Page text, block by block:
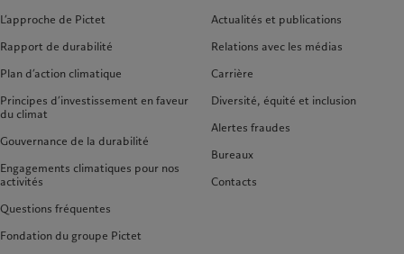
L’approche de Pictet
Rapport de durabilité
Plan d’action climatique
Principes d’investissement en faveur
du climat
Gouvernance de la durabilité
Engagements climatiques pour nos
activités
Questions fréquentes
Fondation du groupe Pictet
Actualités et publications
Relations avec les médias
Carrière
Diversité, équité et inclusion
Alertes fraudes
Bureaux
Contacts